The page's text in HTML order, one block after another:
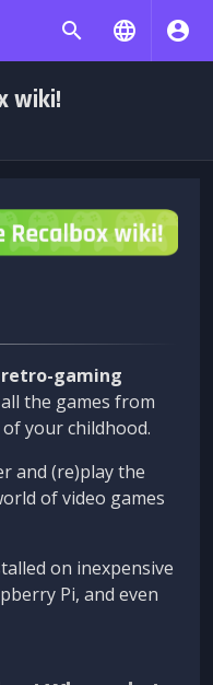
wiki!
gaming
the games from
your childhood.
and (re)play the
of video games
on inexpensive
Pi, and even